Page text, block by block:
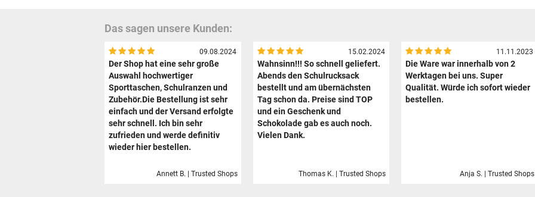
Das sagen unsere Kunden:
09.08.2024
Der Shop hat eine sehr große
Auswahl hochwertiger
Sporttaschen, Schulranzen und
Zubehör.Die Bestellung ist sehr
einfach und der Versand erfolgte
sehr schnell. Ich bin sehr
zufrieden und werde definitiv
wieder hier bestellen.
Annett B. | Trusted Shops
15.02.2024
Wahnsinn!!! So schnell geliefert.
Abends den Schulrucksack
bestellt und am übernächsten
Tag schon da. Preise sind TOP
und ein Geschenk und
Schokolade gab es auch noch.
Vielen Dank.
Thomas K. | Trusted Shops
11.11.2023
Die Ware war innerhalb von 2
Werktagen bei uns. Super
Qualität. Würde ich sofort wieder
bestellen.
Anja S. | Trusted Shops